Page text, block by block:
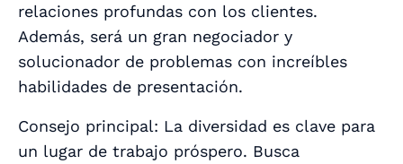
relaciones profundas con los clientes.
Además, será un gran negociador y
solucionador de problemas con increíbles
habilidades de presentación.
Consejo principal: La diversidad es clave para
un lugar de trabajo próspero. Busca